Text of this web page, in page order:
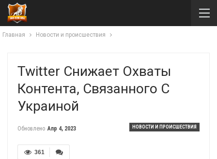
Главная Новости и происшествия
Twitter Снижает Охваты
Контента, Связанного С
Украиной
НОВОСТИ И ПРОИСШЕСТВИЯ
Обновлено Апр 4, 2023
361